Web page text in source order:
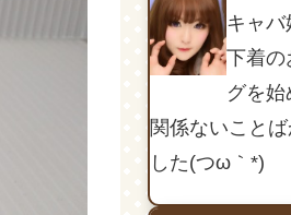
キャバ
下着の
グを
関係ないこと
した(つω｀*)